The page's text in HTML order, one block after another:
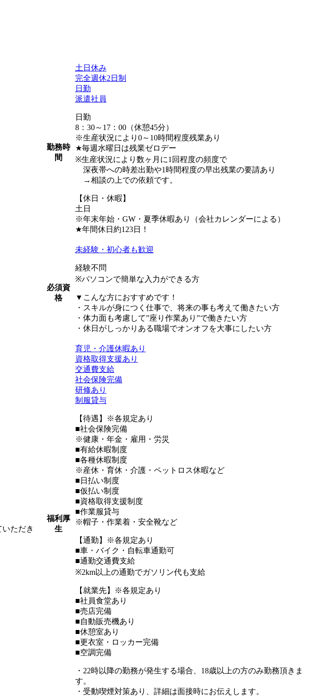
ただき
勤務時
間
土日休み
完全週休2日制
日勤
派遣社員
日勤
8：30～17：00（休憩45分）
※生産状況により0～10時間程度残業あり
★毎週水曜日は残業ゼロデー
※生産状況により数ヶ月に1回程度の頻度で
深夜帯への時差出勤や1時間程度の早出残業の要請あり
→相談の上での依頼です。
【休日・休暇】
土日
※年末年始・GW・夏季休暇あり（会社カレンダーによる）
★年間休日約123日！
必須資
格
未経験・初心者も歓迎
経験不問
※パソコンで簡単な入力ができる方
▼こんな方におすすめです！
・スキルが身につく仕事で、将来の事も考えて働きたい方
・体力面も考慮して”座り作業あり”で働きたい方
・休日がしっかりある職場でオンオフを大事にしたい方
福利厚
生
育児・介護休暇あり
資格取得支援あり
交通費支給
社会保険完備
研修あり
制服貸与
【待遇】※各規定あり
■社会保険完備
※健康・年金・雇用・労災
■有給休暇制度
■各種休暇制度
※産休・育休・介護・ペットロス休暇など
■日払い制度
■仮払い制度
■資格取得支援制度
■作業服貸与
※帽子・作業着・安全靴など
【通勤】※各規定あり
■車・バイク・自転車通勤可
■通勤交通費支給
※2km以上の通勤でガソリン代も支給
【就業先】※各規定あり
■社員食堂あり
■売店完備
■自動販売機あり
■休憩室あり
■更衣室・ロッカー完備
■空調完備
・22時以降の勤務が発生する場合、18歳以上の方のみ勤務頂きま
す。
・受動喫煙対策あり、詳細は面接時にお伝えします。